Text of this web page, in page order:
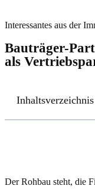
Interessantes aus der
Bauträger-
als
Inhaltsverzeichnis
Der Rohbau steht, die